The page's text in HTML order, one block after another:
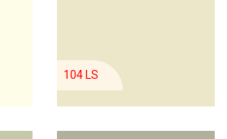
104 LS